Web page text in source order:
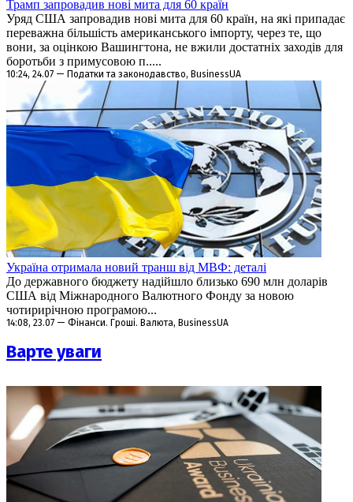
Трамп запровадив нові мита для 60 країн
Уряд США запровадив нові мита для 60 країн, на які припадає
переважна більшість американського імпорту, через те, що
вони, за оцінкою Вашингтона, не вжили достатніх заходів для
боротьби з примусовою п.....
10:24, 24.07 — Податки та законодавство, BusinessUA
Україна отримала новий транш від МВФ: деталі
До державного бюджету надійшло близько 690 млн доларів
США від Міжнародного Валютного Фонду за новою
чотирирічною програмою...
14:08, 23.07 — Фінанси. Гроші. Валюта, BusinessUA
Варте уваги